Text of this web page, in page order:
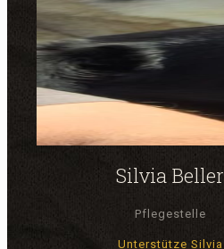
Silvia Beller
Pflegestelle
Unterstütze Silvia